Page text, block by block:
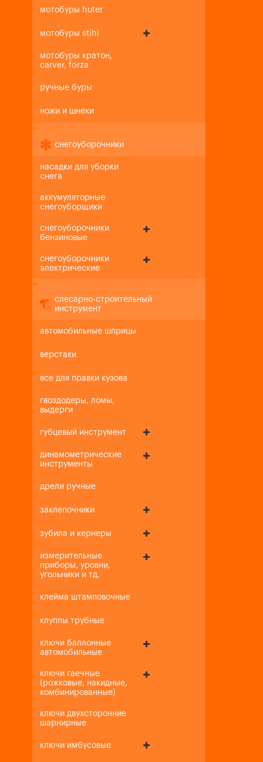
мотобуры huter
мотобуры stihl
мотобуры кратон,
carver, forza
ручные буры
ножи и шнеки
+-
снегоуборочники
насадки для уборки
снега
аккумуляторные
снегоуборщики
снегоуборочники
бензиновые
снегоуборочники
электрические
+-
слесарно-строительный
инструмент
автомобильные шприцы
верстаки
все для правки кузова
гвоздодеры, ломы,
выдерги
губцевый инструмент
динамометрические
инструменты
дрели ручные
заклепочники
зубила и кернеры
измерительные
приборы, уровни,
угольники и тд.
клейма штамповочные
клуппы трубные
ключи баллонные
автомобильные
ключи гаечные
(рожковые, накидные,
комбинированные)
ключи двухсторонние
шарнирные
ключи имбусовые